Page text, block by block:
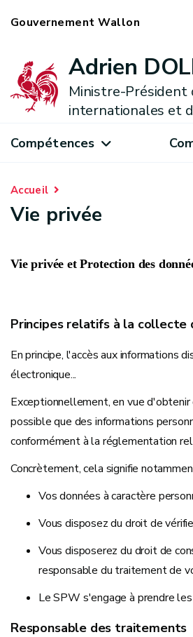
Gouvernement Wallon
Adrien
Ministre-Président
internationales et
Compétences
Accueil
Vie privée
Vie privée et Protection des
Principes relatifs à la collecte
En principe, l'accès aux informations
électronique...
Exceptionnellement, en vue
possible que des informations
conformément à la réglementation
Concrètement, cela signifie
Vos données à caractère
Vous disposez du droit de
Vous disposerez du droit de
responsable du traitement de
Le SPW s'engage à prendre
Responsable des traitements